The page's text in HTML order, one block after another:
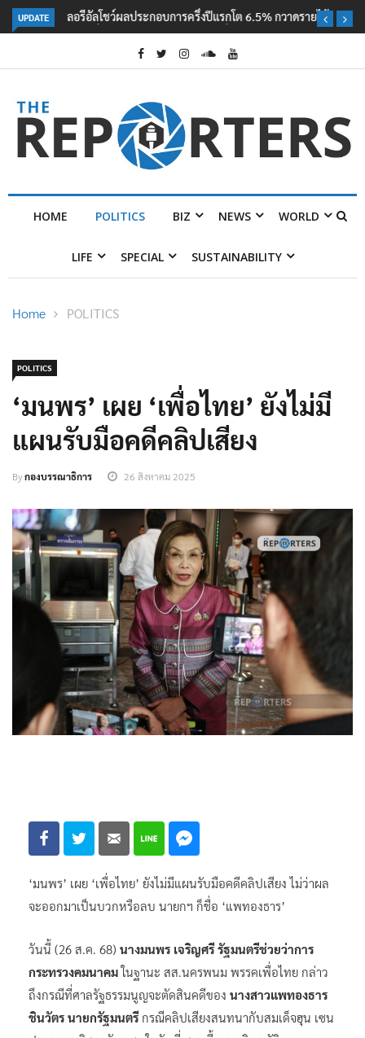
UPDATE
ลอรีอัลโชว์ผลประกอบการครึ่งปีแรกโต 6.5% กวาดรายได้ 2.3 หมื่นล้านยูโร
คว้าไลเซนส์ ‘กุชชี่’ 50 ปี พร้อมส่ง 4 แบรนด์ใหม่บุกตลาดไทย
POLITICS BIZ NEWS WORLD
POLITICS
‘มนพร’ เผย ‘เพื่อไทย’ ยังไม่มี
แผนรับมือคดีคลิปเสียง
Byกองบรรณาธิการ 26 สิงหาคม 2025
จะออกมาเป็นบวกหรือลบ นายกฯ ก็ชื่อ ‘แพทองธาร’
วันนี้ (26 ส.ค. 68)
นางมนพร เจริญศรี รัฐมนตรีช่วยว่าการ
กระทรวงคมนาคม
ในฐานะ สส.นครพนม พรรคเพื่อไทย กล่าว
ถึงกรณีที่ศาลรัฐธรรมนูญจะตัดสินคดีของ
นางสาวแพทองธาร